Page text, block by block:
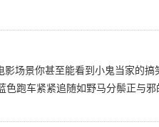
场景你甚至能看到小鬼当家的搞
跑车紧紧追随如野马分鬃正与邪